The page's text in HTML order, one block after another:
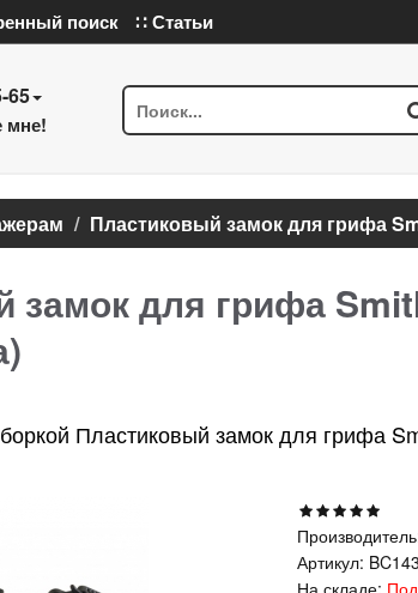
поиск ∷ Статьи
65
мне!
Пластиковый замок для грифа
замок для грифа
Пластиковый замок для грифа
Артикул: BC143
На складе: